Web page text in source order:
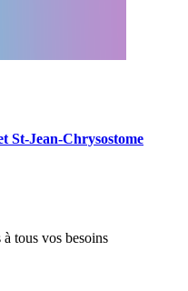
St-Jean-Chrysostome
à tous vos besoins